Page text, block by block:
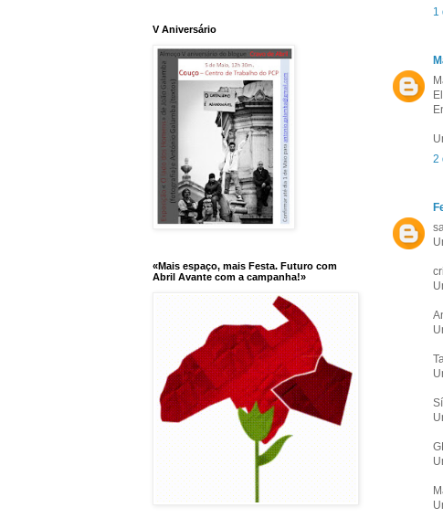
1
2
V Aniversário
«Mais espaço, mais Festa. Futuro com
Abril Avante com a campanha!»